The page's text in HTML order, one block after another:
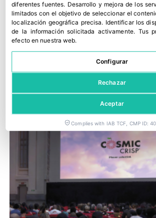
Asturiana de Fertilizantes defiende su
diferentes fuentes. Desarrollo y mejora de los
limitados con el objetivo de seleccionar el
localización geográfica precisa. Identificar los
de la información solicitada activamente. Tus
efecto en nuestra web.
Configurar
Rechazar
Aceptar
Complies with IAB TCF, CMP ID: